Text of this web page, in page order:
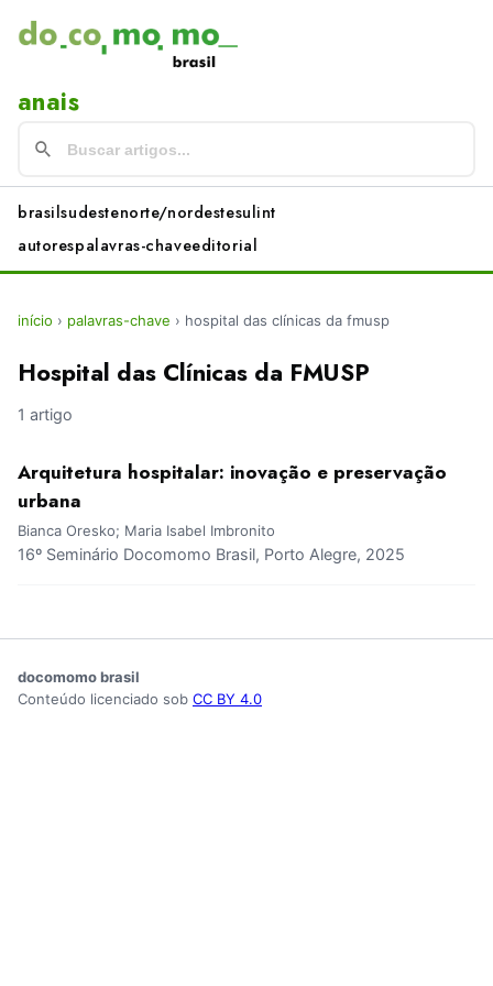
anais
brasilsudestenorte/nordestesulint
autorespalavras-chaveeditorial
início › palavras-chave › hospital das clínicas da fmusp
Hospital das Clínicas da FMUSP
1 artigo
Arquitetura hospitalar: inovação e preservação
urbana
Bianca Oresko; Maria Isabel Imbronito
16º Seminário Docomomo Brasil, Porto Alegre, 2025
docomomo brasil
Conteúdo licenciado sob CC BY 4.0